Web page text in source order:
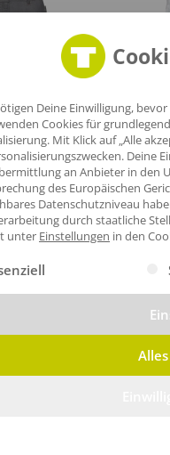
Greiff
Deine Einwilligung,
Cookies für
Mit Klick auf „Alle
Deine
an Anbieter in den
des Europäischen
Datenschutzniveau
durch staatliche
unter Einstellungen in den
eine Liste der Service-